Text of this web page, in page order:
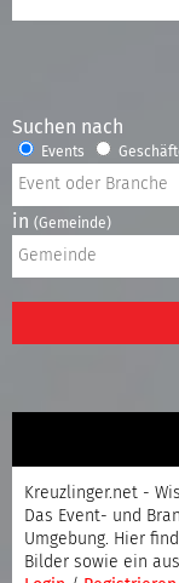
Suchen nach
Events
in (Gemeinde)
Kreuzlinger.net -
Das Event- und
Umgebung. Hier
Bilder sowie ein